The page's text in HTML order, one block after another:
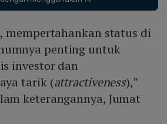
berkala setiap bulan Mei dan
mempertahankan status di
penting untuk
investor dan
tarik (attractiveness),”
keterangannya, Jumat